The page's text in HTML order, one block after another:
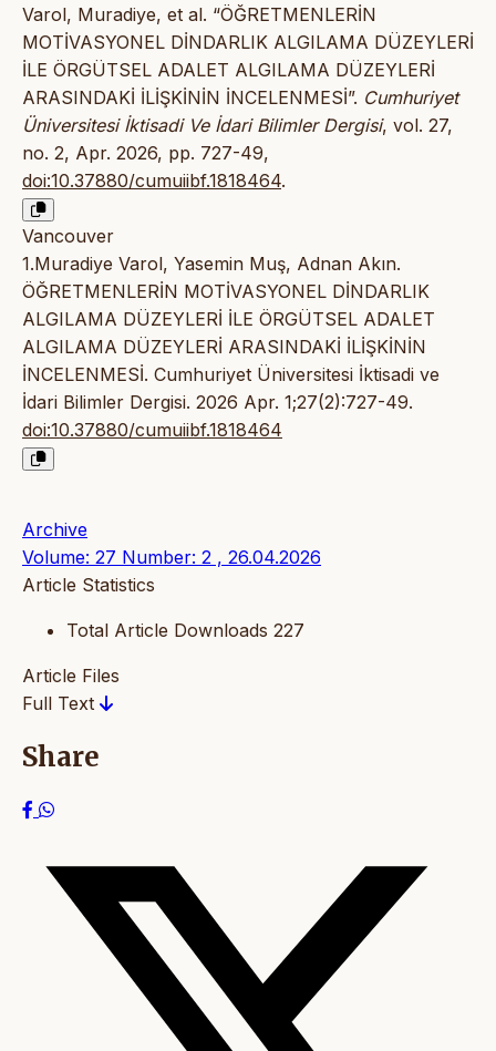
Varol, Muradiye, et al. “ÖĞRETMENLERİN
MOTİVASYONEL DİNDARLIK ALGILAMA DÜZEYLERİ
İLE ÖRGÜTSEL ADALET ALGILAMA DÜZEYLERİ
ARASINDAKİ İLİŞKİNİN İNCELENMESİ”. Cumhuriyet
Üniversitesi İktisadi Ve İdari Bilimler Dergisi, vol. 27,
no. 2, Apr. 2026, pp. 727-49,
doi:10.37880/cumuiibf.1818464.
Vancouver
1.Muradiye Varol, Yasemin Muş, Adnan Akın.
ÖĞRETMENLERİN MOTİVASYONEL DİNDARLIK
ALGILAMA DÜZEYLERİ İLE ÖRGÜTSEL ADALET
ALGILAMA DÜZEYLERİ ARASINDAKİ İLİŞKİNİN
İNCELENMESİ. Cumhuriyet Üniversitesi İktisadi ve
İdari Bilimler Dergisi. 2026 Apr. 1;27(2):727-49.
doi:10.37880/cumuiibf.1818464
Archive
Volume: 27 Number: 2 , 26.04.2026
Article Statistics
Total Article Downloads 227
Article Files
Full Text
Share